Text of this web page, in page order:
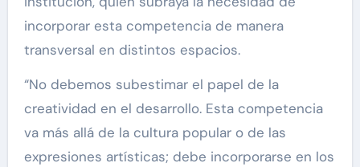
incorporar esta competencia de manera
transversal en distintos espacios.
“No debemos subestimar el papel de la
creatividad en el desarrollo. Esta competencia
va más allá de la cultura popular o de las
expresiones artísticas; debe incorporarse en los